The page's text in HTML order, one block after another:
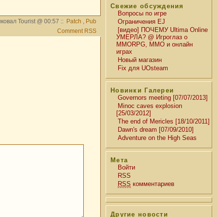
Свежие обсуждения
Вопросы по игре
Ограничения EJ
[видео] ПОЧЕМУ Ultima Online
УМЕРЛА? @ Игроглаз о
MMORPG, MMO и онлайн
играх
Новый магазин
Fix для UOsteam
Новинки Галереи
Governors meeting [07/07/2013]
Minoc caves explosion
[25/03/2012]
The end of Mericles [18/10/2011]
Dawn's dream [07/09/2010]
Adventure on the High Seas
Мета
Войти
RSS
RSS комментариев
Другие новости
Tourist @ 00:57 :: Patch
Pub
Comment RSS